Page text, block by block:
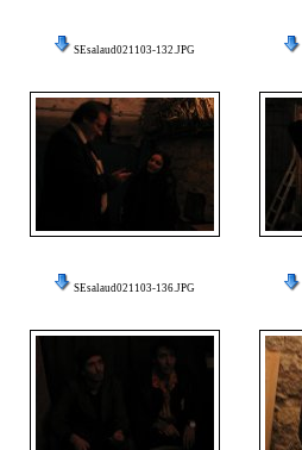
SEsalaud021103-132.JPG
SEsalaud021103-136.JPG